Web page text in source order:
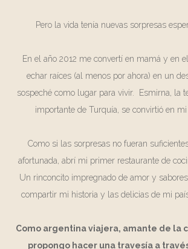
Pero la vida tenía nuevas sorpresas
En el año 2012 me convertí en mamá y en
echar raíces (al menos por ahora) en un
sospeché como lugar para vivir. Esmirna, la
importante de Turquía, se convirtió en mi
Como si las sorpresas no fueran
afortunada, abrí mi primer restaurante de
Un rinconcito impregnado de amor y
compartir mi historia y las delicias de mi
Como argentina viajera, amante de la
propongo hacer una travesía a